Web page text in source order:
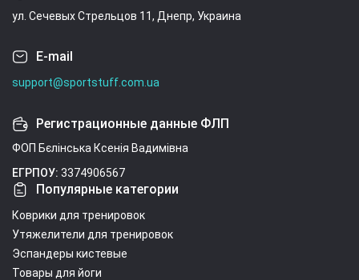
ул. Сечевых Стрельцов 11, Днепр, Украина
E-mail
support@sportstuff.com.ua
Регистрационные данные ФЛП
ФОП Бєлінська Ксенія Вадимівна
ЕГРПОУ: 3374906567
Популярные категории
Коврики для тренировок
Утяжелители для тренировок
Эспандеры кистевые
Товары для йоги